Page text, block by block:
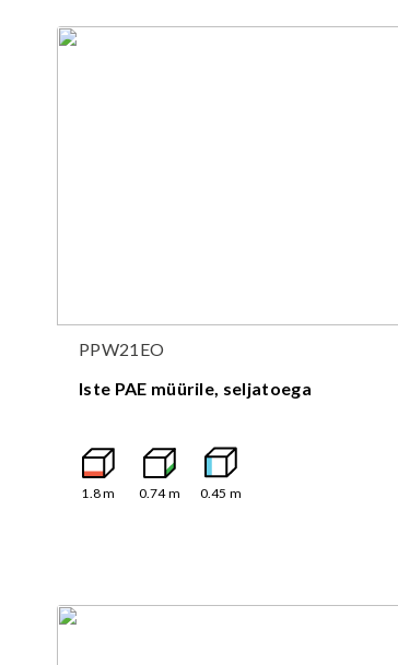
PPW21EO
Iste PAE müürile, seljatoega
1.8m 0.74m 0.45 m